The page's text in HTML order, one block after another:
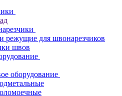
режущие для швонарезчиков
швов
оборудование